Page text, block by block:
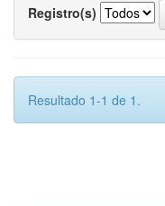
Registro(s)
Resultado 1-1 de 1.